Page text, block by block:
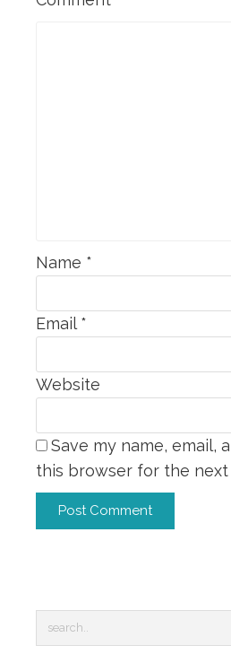
Name *
Email *
Website
Save my name, email,
this browser for the